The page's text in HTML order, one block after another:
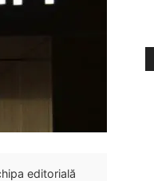
editorială